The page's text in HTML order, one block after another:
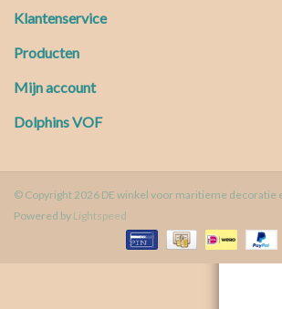
Klantenservice
Producten
Mijn account
Dolphins VOF
© Copyright 2026 DE winkel voor maritieme decoratie
Powered by Lightspeed